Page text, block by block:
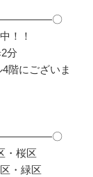
〇
！！
分
階にございま
〇
・桜区
・緑区